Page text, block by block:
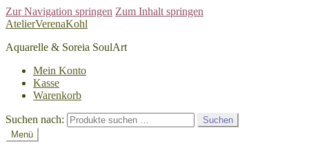
Zur Navigation springen Zum Inhalt springen
AtelierVerenaKohl
Aquarelle & Soreia SoulArt
Mein Konto
Kasse
Warenkorb
Suchen nach:
Suchen
Menü